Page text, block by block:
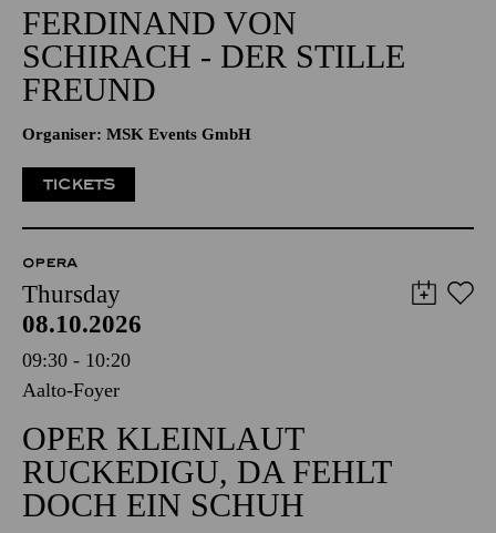
FERDINAND VON
SCHIRACH - DER STILLE
FREUND
Organiser: MSK Events GmbH
TICKETS
OPERA
Thursday
08.10.2026
09:30 - 10:20
Aalto-Foyer
OPER KLEINLAUT
RUCKEDIGU, DA FEHLT
DOCH EIN SCHUH